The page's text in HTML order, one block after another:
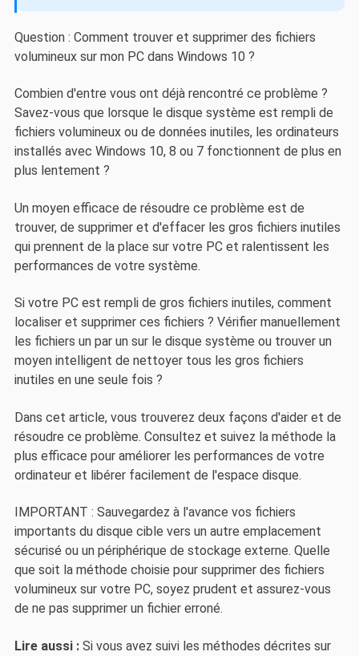
Question : Comment trouver et supprimer des fichiers
volumineux sur mon PC dans Windows 10 ?
Combien d'entre vous ont déjà rencontré ce problème ?
Savez-vous que lorsque le disque système est rempli de
fichiers volumineux ou de données inutiles, les ordinateurs
installés avec Windows 10, 8 ou 7 fonctionnent de plus en
plus lentement ?
Un moyen efficace de résoudre ce problème est de
trouver, de supprimer et d'effacer les gros fichiers inutiles
qui prennent de la place sur votre PC et ralentissent les
performances de votre système.
Si votre PC est rempli de gros fichiers inutiles, comment
localiser et supprimer ces fichiers ? Vérifier manuellement
les fichiers un par un sur le disque système ou trouver un
moyen intelligent de nettoyer tous les gros fichiers
inutiles en une seule fois ?
Dans cet article, vous trouverez deux façons d'aider et de
résoudre ce problème. Consultez et suivez la méthode la
plus efficace pour améliorer les performances de votre
ordinateur et libérer facilement de l'espace disque.
IMPORTANT : Sauvegardez à l'avance vos fichiers
importants du disque cible vers un autre emplacement
sécurisé ou un périphérique de stockage externe. Quelle
que soit la méthode choisie pour supprimer des fichiers
volumineux sur votre PC, soyez prudent et assurez-vous
de ne pas supprimer un fichier erroné.
Lire aussi : Si vous avez suivi les méthodes décrites sur